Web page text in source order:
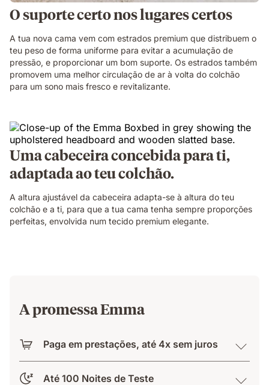
O suporte certo nos lugares certos
A tua nova cama vem com estrados premium que distribuem o
teu peso de forma uniforme para evitar a acumulação de
pressão, e proporcionar um bom suporte. Os estrados também
promovem uma melhor circulação de ar à volta do colchão
para um sono mais fresco e revitalizante.
Uma cabeceira concebida para ti,
adaptada ao teu colchão.
A altura ajustável da cabeceira adapta-se à altura do teu
colchão e a ti, para que a tua cama tenha sempre proporções
perfeitas, envolvida num tecido premium elegante.
A promessa Emma
Paga em prestações, até 4x sem juros
Até 100 Noites de Teste